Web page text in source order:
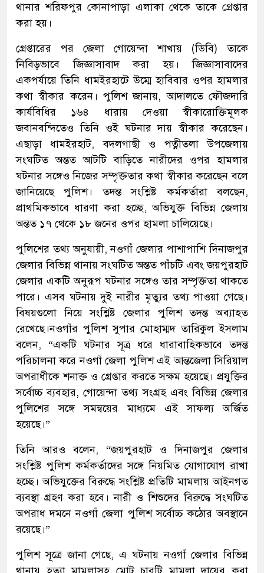
থানার শরিফপুর কোনাপাড়া এলাকা থেকে তাকে গ্রেপ্তার
করা হয়।
গ্রেপ্তারের পর জেলা গোয়েন্দা শাখায় (ডিবি) তাকে
নিবিড়ভাবে জিজ্ঞাসাবাদ করা হয়। জিজ্ঞাসাবাদের
একপর্যায়ে তিনি ধামইরহাটে উম্মে হাবিবার ওপর হামলার
কথা স্বীকার করেন। পুলিশ জানায়, আদালতে ফৌজদারি
কার্যবিধির ১৬৪ ধারায় দেওয়া স্বীকারোক্তিমূলক
জবানবন্দিতেও তিনি ওই ঘটনার দায় স্বীকার করেছেন।
এছাড়া ধামইরহাট, বদলগাছী ও পত্নীতলা উপজেলায়
সংঘটিত অন্তত আটটি বাড়িতে নারীদের ওপর হামলার
ঘটনার সঙ্গেও নিজের সম্পৃক্ততার কথা স্বীকার করেছেন বলে
জানিয়েছে পুলিশ। তদন্ত সংশ্লিষ্ট কর্মকর্তারা বলছেন,
প্রাথমিকভাবে ধারণা করা হচ্ছে, অভিযুক্ত বিভিন্ন জেলায়
অন্তত ১৭ থেকে ১৮ জনের ওপর হামলা চালিয়েছে।
পুলিশের তথ্য অনুযায়ী, নওগাঁ জেলার পাশাপাশি দিনাজপুর
জেলার বিভিন্ন থানায় সংঘটিত অন্তত পাঁচটি এবং জয়পুরহাট
জেলার একটি অনুরূপ ঘটনার সঙ্গেও তার সম্পৃক্ততা থাকতে
পারে। এসব ঘটনায় দুই নারীর মৃত্যুর তথ্য পাওয়া গেছে।
বিষয়গুলো নিয়ে সংশ্লিষ্ট জেলার পুলিশ তদন্ত অব্যাহত
রেখেছে।নওগাঁর পুলিশ সুপার মোহাম্মদ তারিকুল ইসলাম
বলেন, “একটি ঘটনার সূত্র ধরে ধারাবাহিকভাবে তদন্ত
পরিচালনা করে নওগাঁ জেলা পুলিশ এই আন্তজেলা সিরিয়াল
অপরাধীকে শনাক্ত ও গ্রেপ্তার করতে সক্ষম হয়েছে। প্রযুক্তির
সর্বোচ্চ ব্যবহার, গোয়েন্দা তথ্য সংগ্রহ এবং বিভিন্ন জেলার
পুলিশের সঙ্গে সমন্বয়ের মাধ্যমে এই সাফল্য অর্জিত
হয়েছে।”
তিনি আরও বলেন, “জয়পুরহাট ও দিনাজপুর জেলার
সংশ্লিষ্ট পুলিশ কর্মকর্তাদের সঙ্গে নিয়মিত যোগাযোগ রাখা
হচ্ছে। অভিযুক্তের বিরুদ্ধে সংশ্লিষ্ট প্রতিটি মামলায় আইনগত
ব্যবস্থা গ্রহণ করা হবে। নারী ও শিশুদের বিরুদ্ধে সংঘটিত
অপরাধ দমনে নওগাঁ জেলা পুলিশ সর্বোচ্চ কঠোর অবস্থানে
রয়েছে।”
পুলিশ সূত্রে জানা গেছে, এ ঘটনায় নওগাঁ জেলার বিভিন্ন